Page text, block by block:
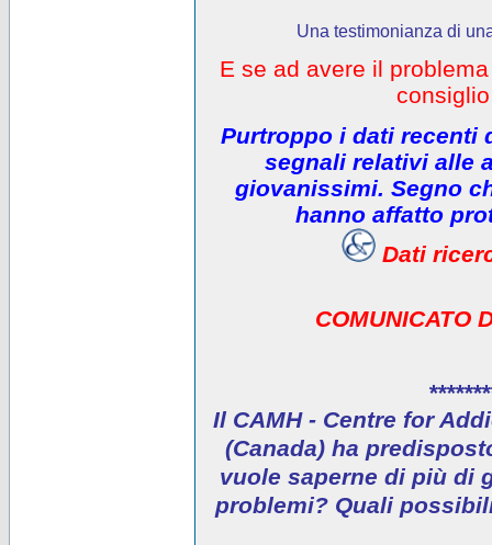
Una testimonianza di
E se ad avere il
Purtroppo i dati recenti
segnali relativi alle
giovanissimi. Segno
hanno affatto
Dati
COMUNICATO
Il CAMH - Centre for
(Canada) ha
vuole saperne di più di
problemi? Quali